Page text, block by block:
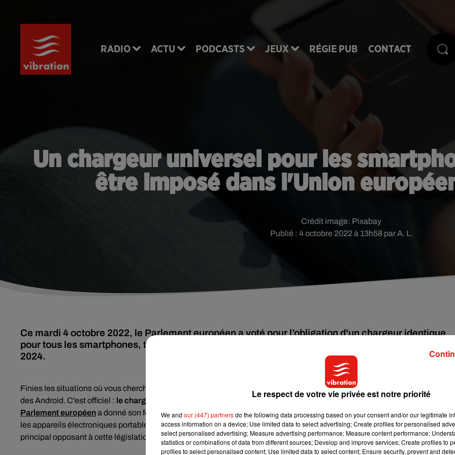
RADIO ACTU PODCASTS JEUX RÉGIE PUB CONTACT
Un chargeur universel pour les
être imposé dans l'Union
Publié : 4 octobre 2022 à 13h58 par A. L.
Crédit image: Pixabay
Ce mardi 4 octobre 2022, le Parlement européen a voté pour l’obligation d'un chargeur identique
pour tous les smartphones, tablettes et autres appareils dans l’Union Européenne d’ici l’automne
2024.
Finies les situations où vous cherchiez désespérément un câble pour charger votre iPhone chez un ami qui ne détient que
des Android. C'est officiel : le chargeur universel sera bientôt obligatoire sur tous les appareils
. Ce mardi 4 octobre 2022,
Parlement européena donné son feu vert à l'obligation d'un chargeur identique(en l’occurrence en USB Type-C)pour
les appareils électroniques portables
dans l'Union Européenne dès septembre 2024. Et ce, malgré l'opposition d'Apple,
principal opposant à cette législation pionnière dans le monde.
Le respect de votre vie privée est notre priorité
We and our (447) partnersdo the following data processing based on your consent and/or our legitimate
access information on a device; Use limited data to select advertising; Create profiles for personalised
select personalised advertising; Measure advertising performance; Measure content performance;
statistics or combinations of data from different sources; Develop and improve services; Create profiles to
profiles to select personalised content; Use limited data to select content; Ensure security, prevent and